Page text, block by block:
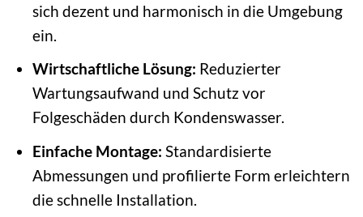
sich dezent und harmonisch in die Umgebung
ein.
Wirtschaftliche Lösung: Reduzierter
Wartungsaufwand und Schutz vor
Folgeschäden durch Kondenswasser.
Einfache Montage: Standardisierte
Abmessungen und profilierte Form erleichtern
die schnelle Installation.